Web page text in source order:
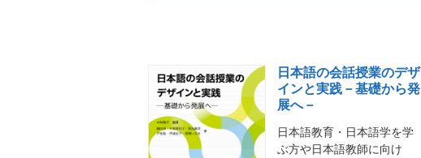
日本語の会話授業のデザ
インと実践－基礎から発
展へ－
日本語教育・日本語学を学
ぶ方や日本語教師に向け